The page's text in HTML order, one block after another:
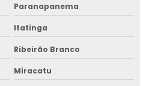
Paranapanema
Itatinga
Ribeirão Branco
Miracatu